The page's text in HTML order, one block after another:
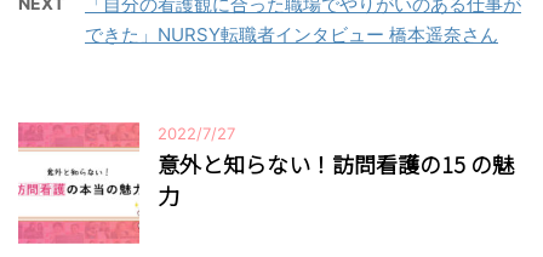
できた」NURSY転職者インタビュー 橋本遥奈さん
2022/7/27
意外と知らない！訪問看護の15 の魅
力